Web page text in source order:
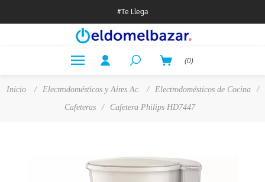
#Te Llega
(0)
Inicio / Electrodomésticos y Aires Ac. / Electrodomésticos de Cocina
/
Cafeteras
/ Cafetera Philips HD7447